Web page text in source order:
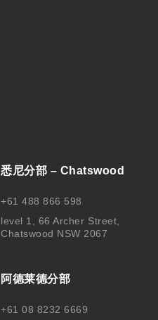
悉尼分部 – Chatswood
+61 488 866 598
level 1, 66 Archer Street,
Chatswood NSW 2067
阿德莱德分部
+61 08 8232 6669